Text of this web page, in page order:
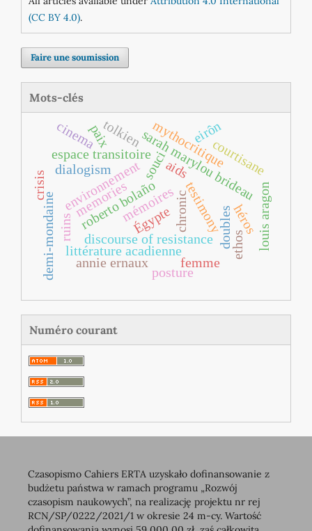
(CC BY 4.0).
Faire une soumission
Mots-clés
roberto bolaño
souci
chronic
discourse of resistance
littérature acadienne
sarah marylou brideau
espace transitoire
environnement testimonydoubleshéros
mythocritique
tolkien
mémoires
courtisane
demi-mondaine
dialogism
Égypte
paix
femme
louis aragon
aids
memories
ruins
cinema
crisis
ethos
annie ernaux
eirôn
posture
Numéro courant
Czasopismo Cahiers ERTA uzyskało dofinansowanie z
budżetu państwa w ramach programu „Rozwój
czasopism naukowych”, na realizację projektu nr rej
RCN/SP/0222/2021/1 w okresie 24 m-cy. Wartość